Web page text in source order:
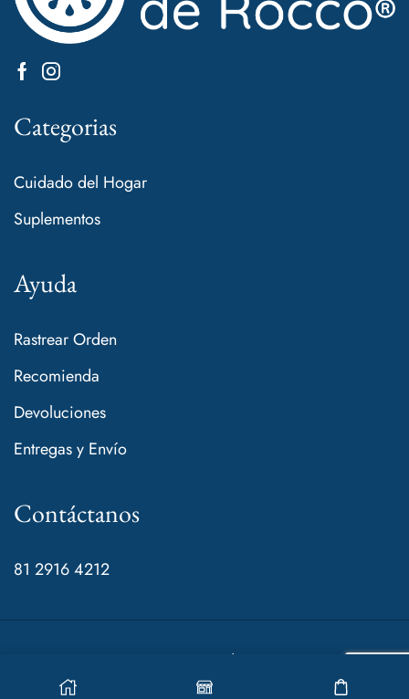
Categorias
Cuidado del Hogar
Suplementos
Ayuda
Rastrear Orden
Recomienda
Devoluciones
Entregas y Envío
Contáctanos
81 2916 4212
© 2024 Mamá de Rocco